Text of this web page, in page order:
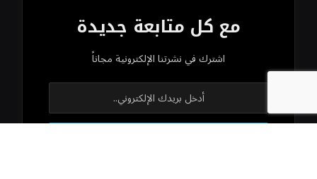
مع كل متابعة جديدة
اشترك في نشرتنا الإلكترونية مجاناً